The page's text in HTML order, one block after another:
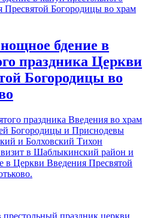
бдение в
праздника Церкви
Богородицы во
праздника Введения во храм
Богородицы и Приснодевы
и Болховский Тихон
в Шаблыкинский район и
в Церкви Введения Пресвятой